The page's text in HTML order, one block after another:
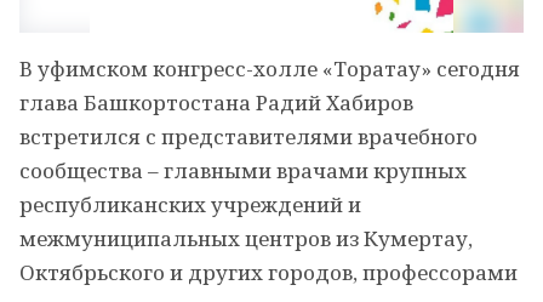
В уфимском конгресс-холле «Торатау» сегодня
глава Башкортостана Радий Хабиров
встретился с представителями врачебного
сообщества – главными врачами крупных
республиканских учреждений и
межмуниципальных центров из Кумертау,
Октябрьского и других городов, профессорами